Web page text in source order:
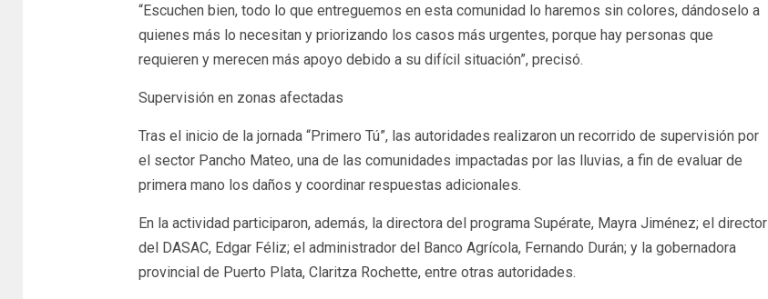
“Escuchen bien, todo lo que entreguemos en esta comunidad lo haremos sin colores, dándoselo a
quienes más lo necesitan y priorizando los casos más urgentes, porque hay personas que
requieren y merecen más apoyo debido a su difícil situación”, precisó.
Supervisión en zonas afectadas
Tras el inicio de la jornada “Primero Tú”, las autoridades realizaron un recorrido de supervisión por
el sector Pancho Mateo, una de las comunidades impactadas por las lluvias, a fin de evaluar de
primera mano los daños y coordinar respuestas adicionales.
En la actividad participaron, además, la directora del programa Supérate, Mayra Jiménez; el director
del DASAC, Edgar Féliz; el administrador del Banco Agrícola, Fernando Durán; y la gobernadora
provincial de Puerto Plata, Claritza Rochette, entre otras autoridades.